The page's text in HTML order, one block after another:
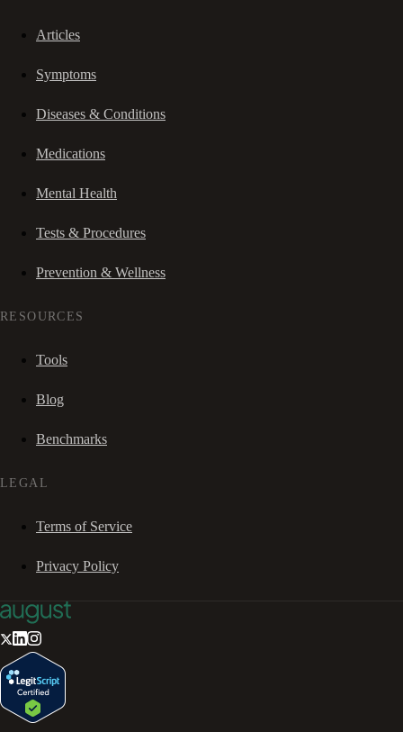
Articles
Symptoms
Diseases & Conditions
Medications
Mental Health
Tests & Procedures
Prevention & Wellness
RESOURCES
Tools
Blog
Benchmarks
LEGAL
Terms of Service
Privacy Policy